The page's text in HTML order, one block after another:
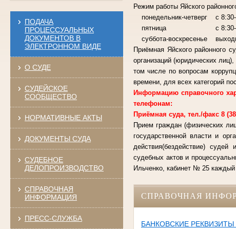
ПОДАЧА
ПРОЦЕССУАЛЬНЫХ
ДОКУМЕНТОВ В
ЭЛЕКТРОННОМ ВИДЕ
О СУДЕ
СУДЕЙСКОЕ
СООБЩЕСТВО
НОРМАТИВНЫЕ АКТЫ
ДОКУМЕНТЫ СУДА
СУДЕБНОЕ
ДЕЛОПРОИЗВОДСТВО
СПРАВОЧНАЯ
ИНФОРМАЦИЯ
ПРЕСС-СЛУЖБА
Режим работы Яйского
понедельник-четверг с
пятница с 8:30-15:00
суббота-воскресенье
Приёмная Яйского районного
организаций (юридических
том числе по вопросам
времени, для всех категорий
Информацию справочного
телефонам:
Приёмная суда, тел./факс 8
Прием граждан (физических
государственной власти и
действия(бездействие)
судебных актов и
Ильченко, кабинет № 25
СПРАВОЧНАЯ
БАНКОВСКИЕ